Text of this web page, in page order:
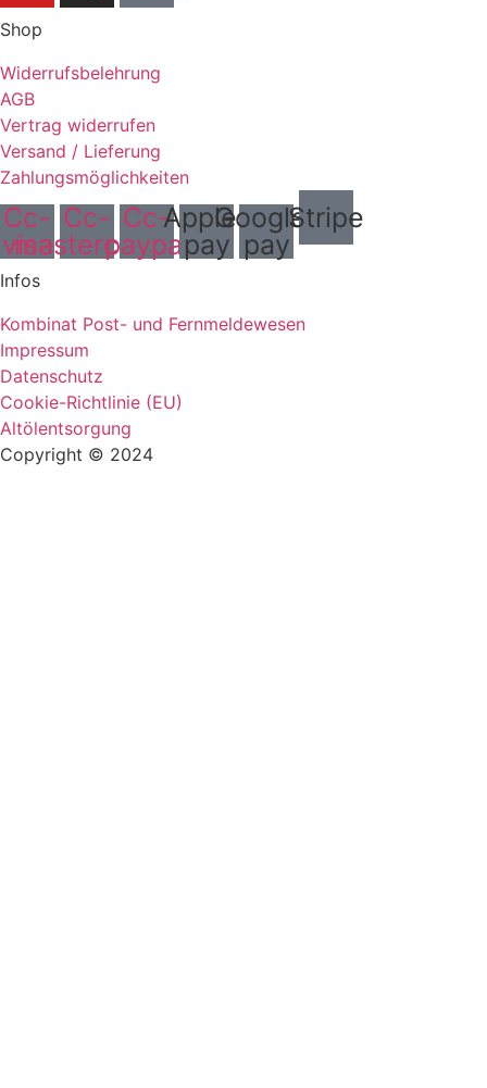
Shop
Widerrufsbelehrung
AGB
Vertrag widerrufen
Versand / Lieferung
Zahlungsmöglichkeiten
Cc-
visa
Cc-
mastercard
Cc-
paypal
Apple-
pay
Google-
pay
Stripe
Infos
Kombinat Post- und Fernmeldewesen
Impressum
Datenschutz
Cookie-Richtlinie (EU)
Altölentsorgung
Copyright © 2024